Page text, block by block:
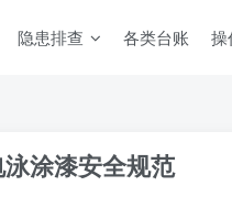
隐患排查 各类台账 操
涂漆安全规范